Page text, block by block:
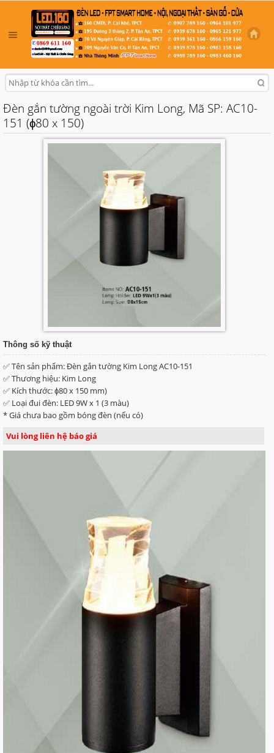
Đèn gắn tường ngoài trời Kim Long, Mã SP: AC10-
151 (ɸ80 x 150)
Thông số kỹ thuật
✅ Tên sản phẩm: Đèn gắn tường Kim Long AC10-151
✅ Thương hiệu: Kim Long
✅ Kích thước: ɸ80 x 150 mm)
✅ Loại đui đèn: LED 9W x 1 (3 màu)
* Giá chưa bao gồm bóng đèn (nếu có)
Vui lòng liên hệ báo giá